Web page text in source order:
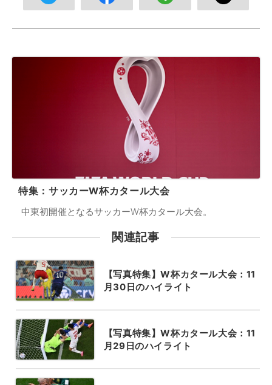
特集：サッカーW杯カタール大会
中東初開催となるサッカーW杯カタール大会。
関連記事
【写真特集】W杯カタール大会：11
月30日のハイライト
【写真特集】W杯カタール大会：11
月29日のハイライト